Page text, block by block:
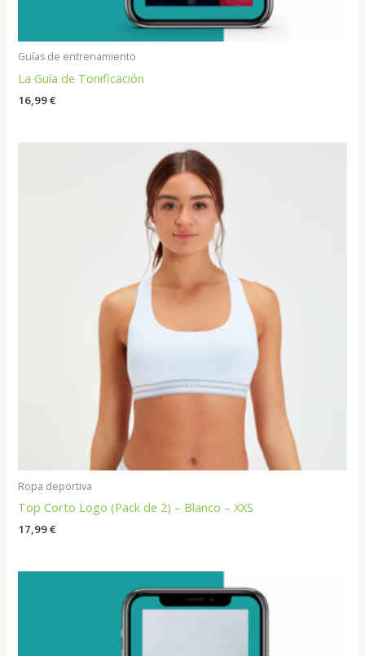
Guías de entrenamiento
La Guía de Tonificación
16,99€
Ropa deportiva
Top Corto Logo (Pack de 2) – Blanco – XXS
17,99€